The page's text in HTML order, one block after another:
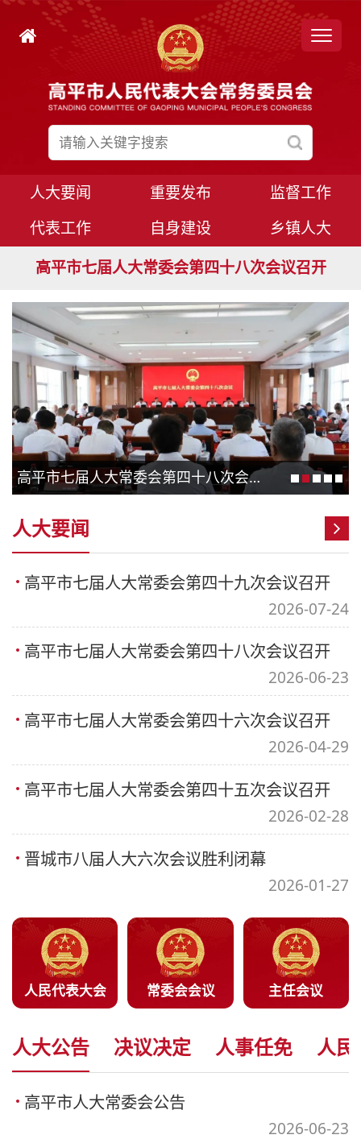
人大要闻 重要发布
监督工作
代表工作
自身建设
乡镇人大
高平市七届人大八次会议胜利闭幕
高平市七届人大常委会第四十九次会议召开
高平市七届人大常委会第四十八次会议召开
高平市七届人大常委会第四十八次会议召开
人大要闻
高平市七届人大常委会第四十九次会议召开
2026-07-24
高平市七届人大常委会第四十八次会议召开
2026-06-23
高平市七届人大常委会第四十六次会议召开
2026-04-29
高平市七届人大常委会第四十五次会议召开
2026-02-28
晋城市八届人大六次会议胜利闭幕
2026-01-27
人民代表大会 常委会会议 主任会议
人大公告 决议决定 人事任免 人民
高平市人大常委会公告
2026-06-23